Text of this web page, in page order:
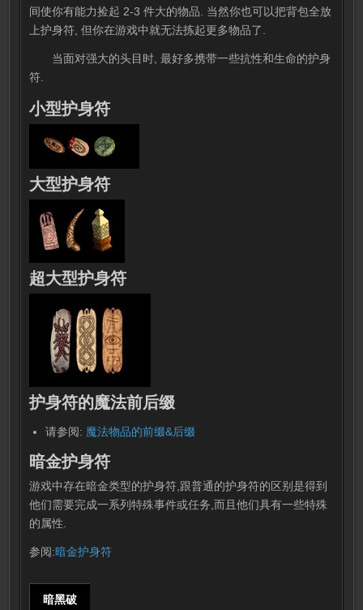
间使你有能力捡起 2-3 件大的物品. 当然你也可以把背包全放
上护身符, 但你在游戏中就无法拣起更多物品了.
当面对强大的头目时, 最好多携带一些抗性和生命的护身
符.
小型护身符
大型护身符
超大型护身符
护身符的魔法前后缀
请参阅: 魔法物品的前缀&后缀
暗金护身符
游戏中存在暗金类型的护身符,跟普通的护身符的区别是得到
他们需要完成一系列特殊事件或任务,而且他们具有一些特殊
的属性.
参阅:暗金护身符
暗黑破